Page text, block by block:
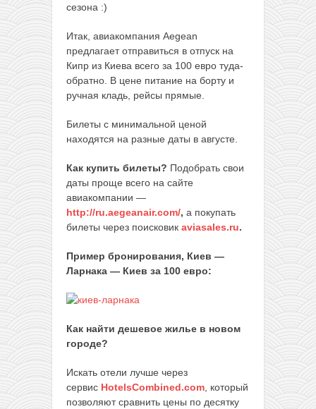
сезона :)
Итак, авиакомпания Aegean
предлагает отправиться в отпуск на
Кипр из Киева всего за 100 евро туда-
обратно. В цене питание на борту и
ручная кладь, рейсы прямые.
Билеты с минимальной ценой
находятся на разные даты в августе.
Как купить билеты? Подобрать свои
даты проще всего на сайте
авиакомпании —
http://ru.aegeanair.com/, а покупать
билеты через поисковик aviasales.ru.
Пример бронирования, Киев —
Ларнака — Киев за 100 евро:
Как найти дешевое жилье в новом
городе?
Искать отели лучше через
сервис HotelsCombined.com, который
позволяют сравнить цены по десятку